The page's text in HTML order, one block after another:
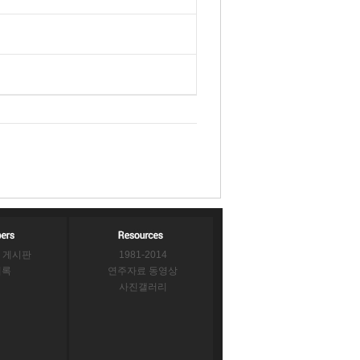
게시판
1981-2014
연주자료 동영상
사진갤러리